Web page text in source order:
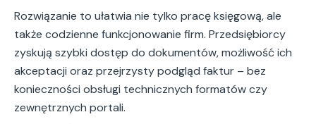
Rozwiązanie to ułatwia nie tylko pracę księgową, ale
także codzienne funkcjonowanie firm. Przedsiębiorcy
zyskują szybki dostęp do dokumentów, możliwość ich
akceptacji oraz przejrzysty podgląd faktur – bez
konieczności obsługi technicznych formatów czy
zewnętrznych portali.